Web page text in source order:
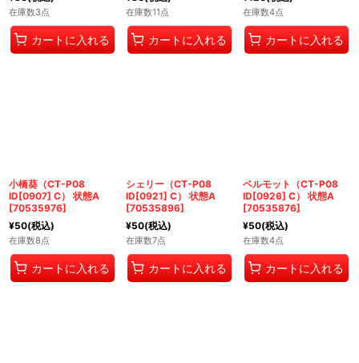
在庫数3点
カートに入れる
在庫数11点
カートに入れる
在庫数4点
カートに入れる
小橋葵（CT-P08
ID[0907] C） 状態A
[70535976]
¥50(税込)
在庫数8点
カートに入れる
シェリー（CT-P08
ID[0921] C） 状態A
[70535896]
¥50(税込)
在庫数7点
カートに入れる
ベルモット（CT-P08
ID[0926] C） 状態A
[70535876]
¥50(税込)
在庫数4点
カートに入れる